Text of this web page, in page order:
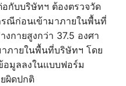
กับบริษัทฯ ต้องตรวจวัด
ณีก่อนเข้ามาภายในพื้นที่
กายสูงกว่า 37.5 องศา
ภายในพื้นที่บริษัทฯ โดย
มูลลงในแบบฟอร์ม
ผิดปกติ